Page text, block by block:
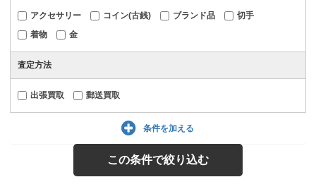
アクセサリー コイン(古銭) ブランド品
切手
着物
金
査定方法
出張買取 郵送買取
条件を加える